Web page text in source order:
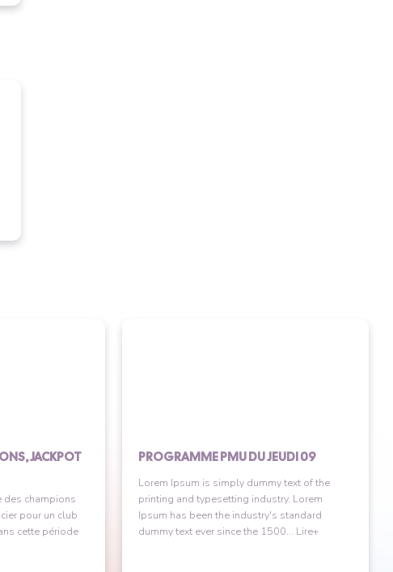
JACKPOT
des champions
pour un club
cette période
PROGRAMME PMU DU JEUDI 09
Lorem Ipsum is simply dummy text of the
printing and typesetting industry. Lorem
Ipsum has been the industry's standard
dummy text ever since the 1500... Lire+